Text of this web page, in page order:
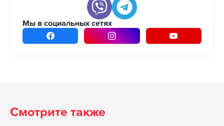
Мы в социальных сетях
Смотрите также